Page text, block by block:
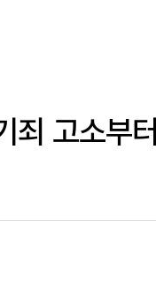
고소부